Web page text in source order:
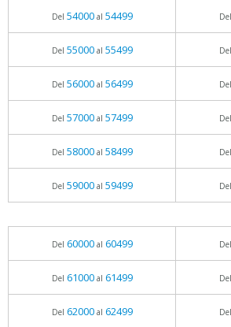
Del 54000al 54499 Del
Del 55000al 55499 Del
Del 56000al 56499 Del
Del 57000al 57499 Del
Del 58000al 58499 Del
Del 59000al 59499 Del
Del 60000al 60499 Del
Del 61000al 61499 Del
Del 62000al 62499 Del